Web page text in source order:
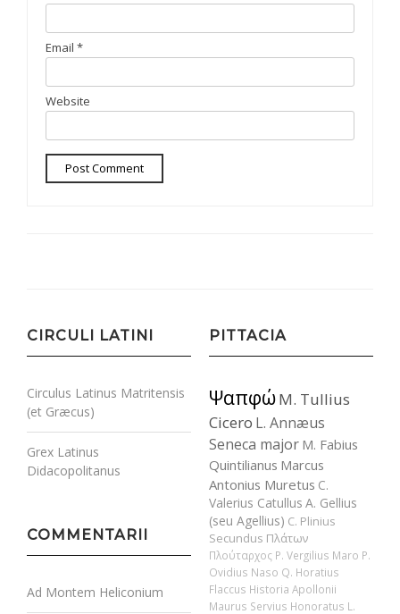
Email *
Website
CIRCULI LATINI
Circulus Latinus Matritensis
(et Græcus)
Grex Latinus
Didacopolitanus
COMMENTARII
Ad Montem Heliconium
PITTACIA
ΨαπφώM. Tullius
Cicero L. Annæus
Seneca major M. Fabius
Quintilianus Marcus
Antonius Muretus C.
Valerius Catullus A. Gellius
(seu Agellius) C. Plinius
Secundus Πλάτων
Πλούταρχος P. Vergilius Maro P.
Ovidius Naso Q. Horatius
Flaccus Historia Apollonii
Maurus Servius Honoratus L.